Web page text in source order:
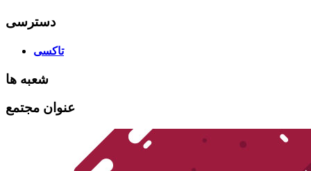
دسترسی
تاکسی
شعبه ها
عنوان مجتمع